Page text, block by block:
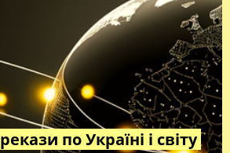
по Україні і світу